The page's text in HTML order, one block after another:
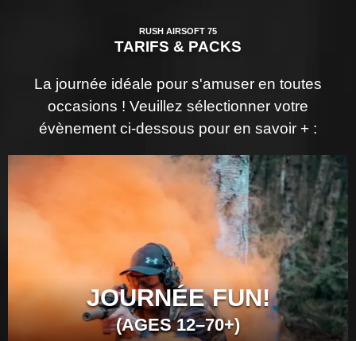
RUSH AIRSOFT 75
TARIFS & PACKS
La journée idéale pour s'amuser en toutes
occasions ! Veuillez sélectionner votre
évènement ci-dessous pour en savoir + :
JOURNÉE FUN!
(AGES 12–70+)